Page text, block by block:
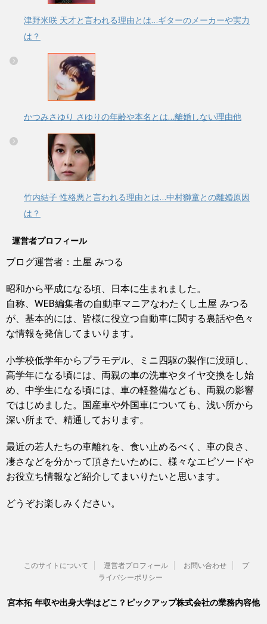
津野米咲 天才と言われる理由とは…ギターのメーカーや実力
は？
かつみさゆり さゆりの年齢や本名とは…離婚しない理由他
竹内結子 性格悪と言われる理由とは…中村獅童との離婚原因
は？
運営者プロフィール
ブログ運営者：土屋 みつる
昭和から平成になる頃、日本に生まれました。
自称、WEB編集者の自動車マニアなわたくし土屋 みつる
が、基本的には、皆様に役立つ自動車に関する裏話や色々
な情報を発信してまいります。
小学校低学年からプラモデル、ミニ四駆の製作に没頭し、
高学年になる頃には、両親の車の洗車やタイヤ交換をし始
め、中学生になる頃には、車の軽整備なども、両親の影響
ではじめました。国産車や外国車についても、浅い所から
深い所まで、精通しております。
最近の若人たちの車離れを、食い止めるべく、車の良さ、
凄さなどを分かって頂きたいために、様々なエピソードや
お役立ち情報など紹介してまいりたいと思います。
どうぞお楽しみください。
このサイトについて 運営者プロフィール お問い合わせ
プ
ライバシーポリシー
宮本拓 年収や出身大学はどこ？ピックアップ株式会社の業務内容他